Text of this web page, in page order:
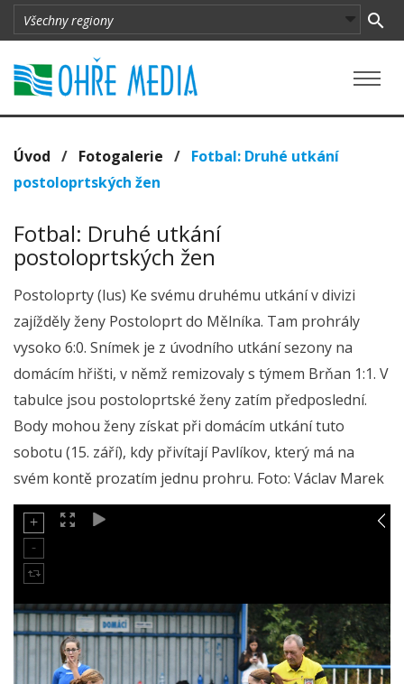
Úvod / Fotogalerie / Fotbal: Druhé utkání
postoloprtských žen
Fotbal: Druhé utkání
postoloprtských žen
Postoloprty (lus) Ke svému druhému utkání v divizi
zajížděly ženy Postoloprt do Mělníka. Tam prohrály
vysoko 6:0. Snímek je z úvodního utkání sezony na
domácím hřišti, v němž remizovaly s týmem Brňan 1:1. V
tabulce jsou postoloprtské ženy zatím předposlední.
Body mohou ženy získat při domácím utkání tuto
sobotu (15. září), kdy přivítají Pavlíkov, který má na
svém kontě prozatím jednu prohru. Foto: Václav Marek